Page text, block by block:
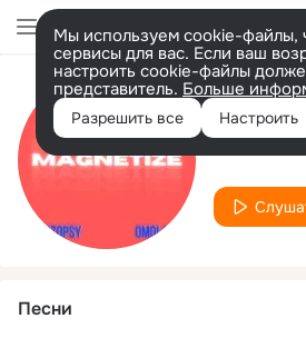
Мы используем cookie-файлы,
сервисы для вас. Если ваш
настроить cookie-файлы
представитель. Больше
Разрешить все Настроить
Песни